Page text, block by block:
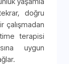
doğru
çalışmadan
terapisi
uygun